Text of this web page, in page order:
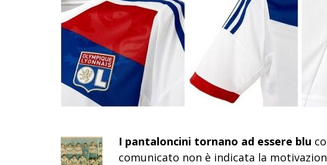
I pantaloncini tornano ad essere blu
comunicato non è indicata la